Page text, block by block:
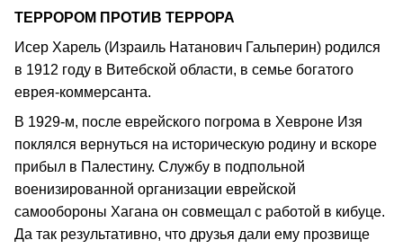
ТЕРРОРОМ ПРОТИВ ТЕРРОРА
Исер Харель (Израиль Натанович Гальперин) родился
в 1912 году в Витебской области, в семье богатого
еврея-коммерсанта.
В 1929-м, после еврейского погрома в Хевроне Изя
поклялся вернуться на историческую родину и вскоре
прибыл в Палестину. Службу в подпольной
военизированной организации еврейской
самообороны Хагана он совмещал с работой в кибуце.
Да так результативно, что друзья дали ему прозвище